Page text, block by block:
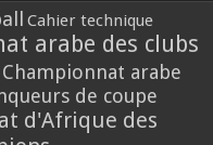
Cahier technique
arabe des clubs
Championnat arabe
de coupe
d'Afrique des